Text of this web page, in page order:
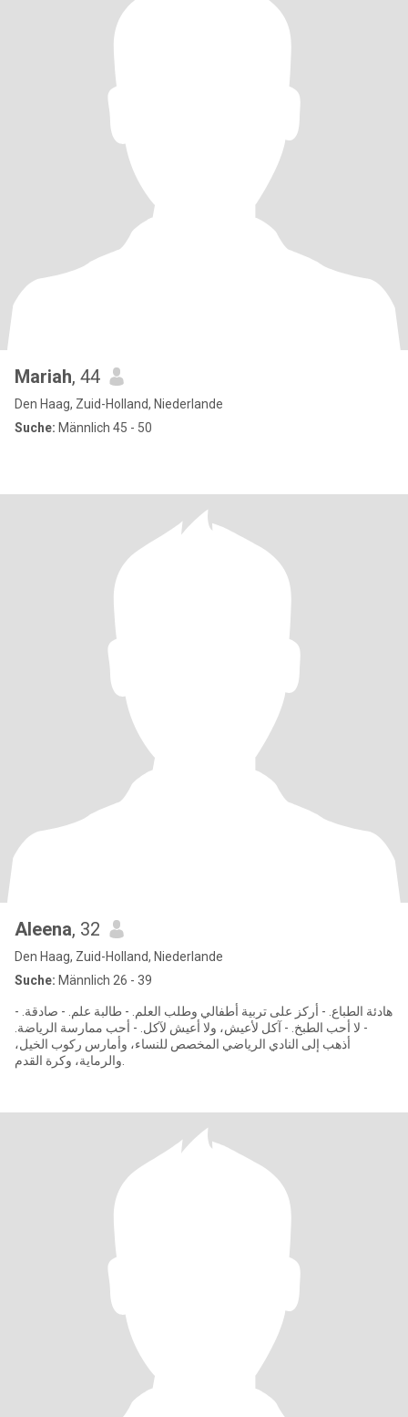
Mariah, 44
Den Haag, Zuid-Holland, Niederlande
Suche: Männlich 45 - 50
Aleena, 32
Den Haag, Zuid-Holland, Niederlande
Suche: Männlich 26 - 39
- هادئة الطباع. - أركز على تربية أطفالي وطلب العلم. - طالبة علم. - صادقة.
- لا أحب الطبخ. - آكل لأعيش، ولا أعيش لآكل. - أحب ممارسة الرياضة.
أذهب إلى النادي الرياضي المخصص للنساء، وأمارس ركوب الخيل،